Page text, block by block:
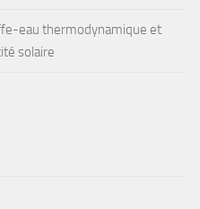
eau thermodynamique et
solaire